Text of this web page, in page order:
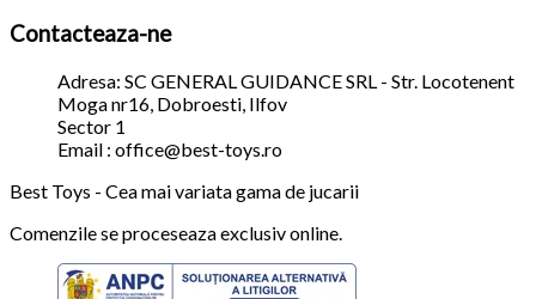
Contacteaza-ne
Adresa: SC GENERAL GUIDANCE SRL - Str. Locotenent
Moga nr16, Dobroesti, Ilfov
Sector 1
Email : office@best-toys.ro
Best Toys - Cea mai variata gama de jucarii
Comenzile se proceseaza exclusiv online.